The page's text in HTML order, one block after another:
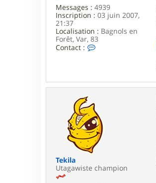
Messages : 4939
Inscription : 03 juin 2007,
21:37
Localisation : Bagnols en
Forêt, Var, 83
Contact :
c
r
g
e
r
a
_
8
Tekila
Utagawiste champion